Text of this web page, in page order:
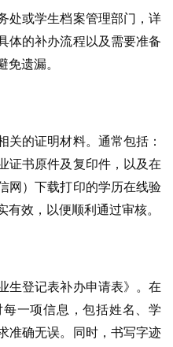
处或学生档案管理部门，详
体的补办流程以及需要准备
免遗漏。
关的证明材料。通常包括：
证书原件及复印件，以及在
网）下载打印的学历在线验
效，以便顺利通过审核。
生登记表补办申请表》。在
一项信息，包括姓名、学
准确无误。同时，书写字迹